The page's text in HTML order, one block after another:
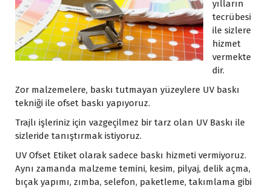
yılların
tecrübesi
ile sizlere
hizmet
vermekte
dir.
Zor malzemelere, baskı tutmayan yüzeylere UV baskı
tekniği ile ofset baskı yapıyoruz.
Trajlı işleriniz için vazgeçilmez bir tarz olan UV Baskı ile
sizleride tanıştırmak istiyoruz.
UV Ofset Etiket olarak sadece baskı hizmeti vermiyoruz.
Aynı zamanda malzeme temini, kesim, pilyaj, delik açma,
bıçak yapımı, zımba, selefon, paketleme, takımlama gibi